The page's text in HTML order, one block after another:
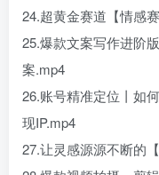
24.超黄金赛道【情感
25.爆款文案写作进阶
案.mp4
26.账号精准定位丨如
现IP.mp4
27.让灵感源源不断的